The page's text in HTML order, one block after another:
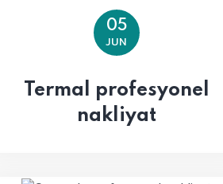
05
JUN
Termal profesyonel
nakliyat